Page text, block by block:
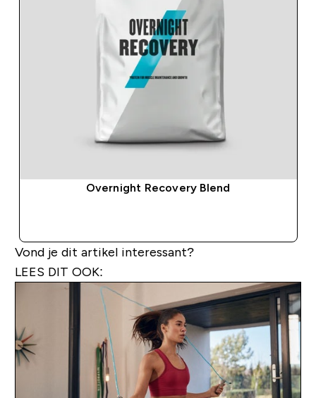
Overnight Recovery Blend
Vond je dit artikel interessant?
LEES DIT OOK: